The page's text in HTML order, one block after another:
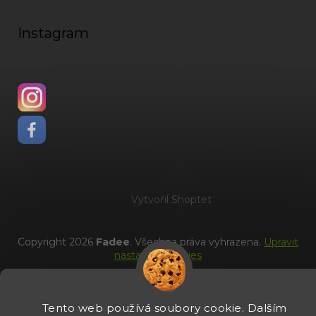
Tento web používá soubory cookie. Dalším
Instagram
Vytvořil Shoptet
Copyright 2026 Fadee. Všechna práva vyhrazena. Upravit
nastavení cookies